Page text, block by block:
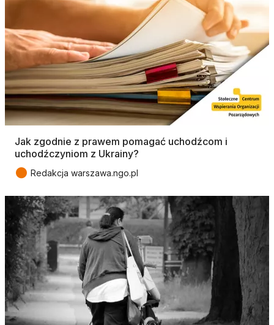
Jak zgodnie z prawem pomagać uchodźcom i
uchodźczyniom z Ukrainy?
● Redakcja warszawa.ngo.pl